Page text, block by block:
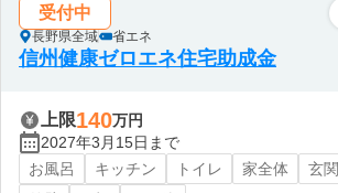
受付中
長野県全域 省エネ
信州健康ゼロエネ住宅助成金
上限140万円
2027年3月15日まで
お風呂
キッチン トイレ 家全体 玄関